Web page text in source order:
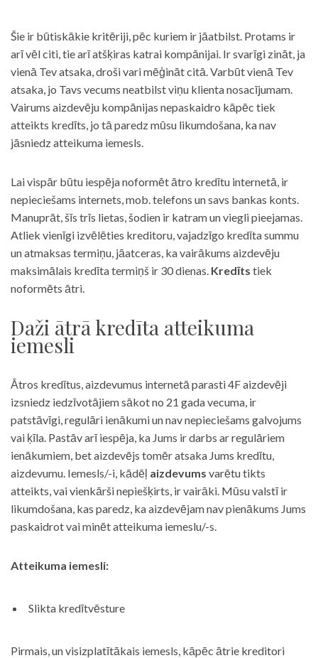
Šie ir būtiskākie kritēriji, pēc kuriem ir jāatbilst. Protams ir
arī vēl citi, tie arī atšķiras katrai kompānijai. Ir svarīgi zināt, ja
vienā Tev atsaka, droši vari mēģināt citā. Varbūt vienā Tev
atsaka, jo Tavs vecums neatbilst viņu klienta nosacījumam.
Vairums aizdevēju kompānijas nepaskaidro kāpēc tiek
atteikts kredīts, jo tā paredz mūsu likumdošana, ka nav
jāsniedz atteikuma iemesls.
Lai vispār būtu iespēja noformēt ātro kredītu internetā, ir
nepieciešams internets, mob. telefons un savs bankas konts.
Manuprāt, šīs trīs lietas, šodien ir katram un viegli pieejamas.
Atliek vienīgi izvēlēties kreditoru, vajadzīgo kredīta summu
un atmaksas termiņu, jāatceras, ka vairākums aizdevēju
maksimālais kredīta termiņš ir 30 dienas. Kredīts tiek
noformēts ātri.
Daži ātrā kredīta atteikuma
iemesli
Ātros kredītus, aizdevumus internetā parasti 4F aizdevēji
izsniedz iedzīvotājiem sākot no 21 gada vecuma, ir
patstāvīgi, regulāri ienākumi un nav nepieciešams galvojums
vai ķīla. Pastāv arī iespēja, ka Jums ir darbs ar regulāriem
ienākumiem, bet aizdevējs tomēr atsaka Jums kredītu,
aizdevumu. Iemesls/-i, kādēļ aizdevums varētu tikts
atteikts, vai vienkārši nepiešķirts, ir vairāki. Mūsu valstī ir
likumdošana, kas paredz, ka aizdevējam nav pienākums Jums
paskaidrot vai minēt atteikuma iemeslu/-s.
Atteikuma iemesli:
Slikta kredītvēsture
Pirmais, un visizplatītākais iemesls, kāpēc ātrie kreditori